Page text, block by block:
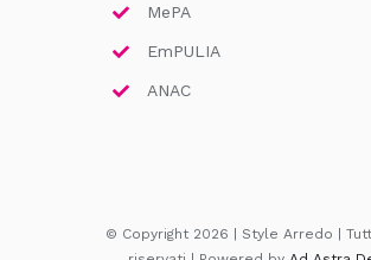
MePA
EmPULIA
ANAC
© Copyright 2026 | Style Arredo |